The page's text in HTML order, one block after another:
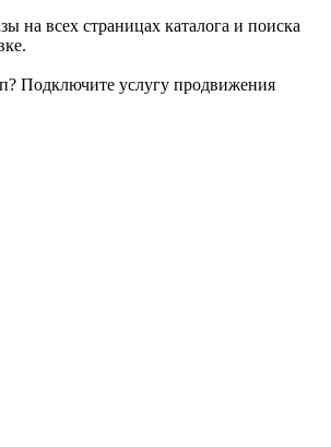
на всех страницах каталога и поиска
Подключите услугу продвижения